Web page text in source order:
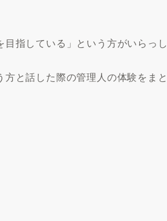
指している」という方がいらっ
と話した際の管理人の体験をまと